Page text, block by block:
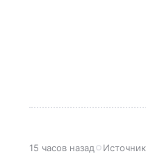
15 часов назад